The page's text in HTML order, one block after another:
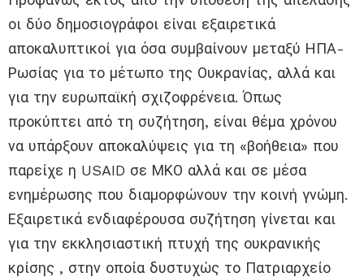
οι δύο δημοσιογράφοι είναι εξαιρετικά
αποκαλυπτικοί για όσα συμβαίνουν μεταξύ ΗΠΑ-
Ρωσίας για το μέτωπο της Ουκρανίας, αλλά και
για την ευρωπαϊκή σχιζοφρένεια. Όπως
προκύπτει από τη συζήτηση, είναι θέμα χρόνου
να υπάρξουν αποκαλύψεις για τη «βοήθεια» που
παρείχε η USAID σε ΜΚΟ αλλά και σε μέσα
ενημέρωσης που διαμορφώνουν την κοινή γνώμη.
Εξαιρετικά ενδιαφέρουσα συζήτηση γίνεται και
για την εκκλησιαστική πτυχή της ουκρανικής
κρίσης , στην οποία δυστυχώς το Πατριαρχείο